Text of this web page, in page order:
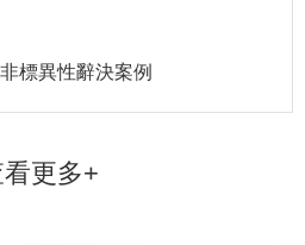
標異性辭決案例
更多+